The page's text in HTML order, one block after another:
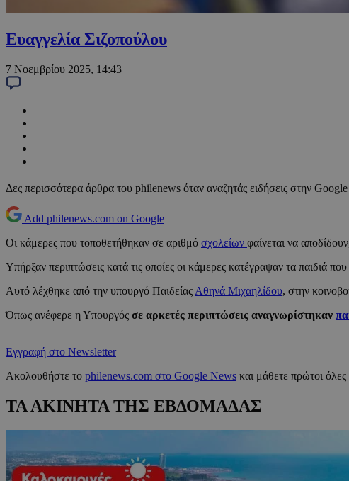
Ευαγγελία Σιζοπούλου
7 Νοεμβρίου 2025, 14:43
Δες περισσότερα άρθρα του philenews όταν αναζητάς ειδήσεις στην Google
Add philenews.com on Google
Οι κάμερες που τοποθετήθηκαν σε αριθμό σχολείων φαίνεται να
Υπήρξαν περιπτώσεις κατά τις οποίες οι κάμερες κατέγραψαν τα παιδιά
Αυτό λέχθηκε από την υπουργό Παιδείας Αθηνά Μιχαηλίδου, στην
Όπως ανέφερε η Υπουργός σε αρκετές περιπτώσεις αναγνωρίστηκαν
Εγγραφή στο Newsletter
Ακολουθήστε το philenews.com στο Google News και μάθετε πρώτοι
ΤΑ ΑΚΙΝΗΤΑ ΤΗΣ ΕΒΔΟΜΑΔΑΣ